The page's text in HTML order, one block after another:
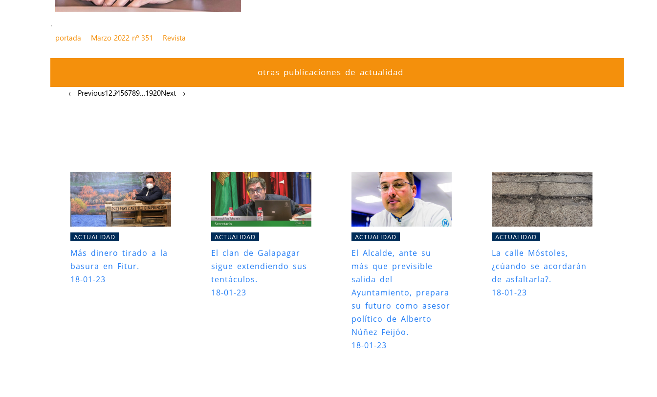
.
portada
Marzo 2022 nº 351 Revista
otras publicaciones de actualidad
← Previous123456789…1920Next →
ACTUALIDAD
Más dinero tirado a la
basura en Fitur.
18-01-23
ACTUALIDAD
El clan de Galapagar
sigue extendiendo sus
tentáculos.
18-01-23
ACTUALIDAD
El Alcalde, ante su
más que previsible
salida del
Ayuntamiento, prepara
su futuro como asesor
político de Alberto
Núñez Feijóo.
18-01-23
ACTUALIDAD
La calle Móstoles,
¿cúando se acordarán
de asfaltarla?.
18-01-23